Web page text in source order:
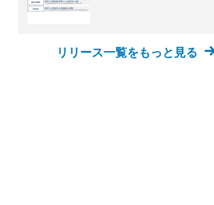
リリース一覧をもっと見る